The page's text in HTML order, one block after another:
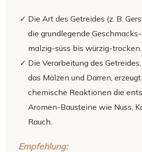
Die Art des Getreides (z. B.
die grundlegende
malzig-süss bis würzig-trocken.
Die Verarbeitung des
das Mälzen und Darren,
chemische Reaktionen die
Aromen-Bausteine wie Nuss,
Rauch.
Empfehlung: